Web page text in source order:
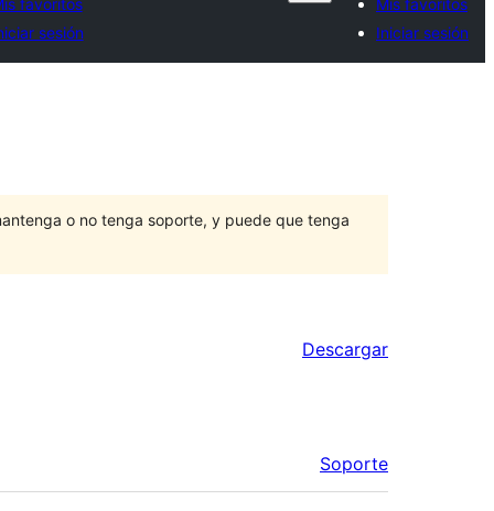
favoritos
sesión
Mis favoritos
Iniciar sesión
o no tenga soporte, y puede que tenga
Descargar
Soporte